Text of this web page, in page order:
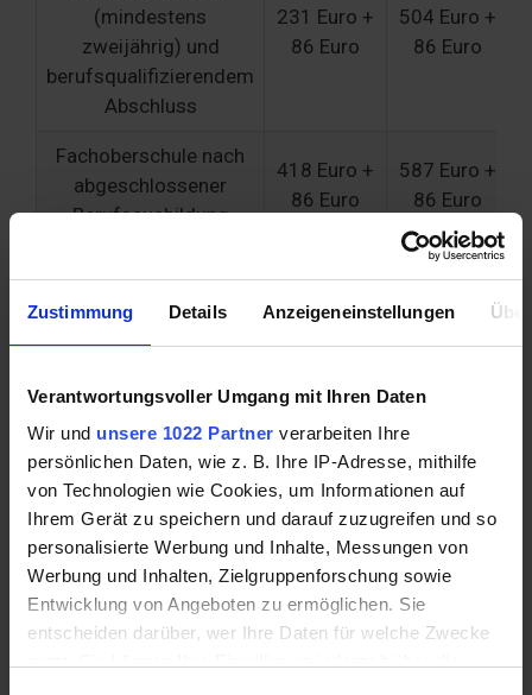
Zustimmung Details Anzeigeneinstellungen
Verantwortungsvoller Umgang mit Ihren Daten
Wir und unsere 1022 Partner verarbeiten Ihre
persönlichen Daten, wie z. B. Ihre IP-Adresse, mithilfe
von Technologien wie Cookies, um Informationen auf
Ihrem Gerät zu speichern und darauf zuzugreifen und so
personalisierte Werbung und Inhalte, Messungen von
Werbung und Inhalten, Zielgruppenforschung sowie
Entwicklung von Angeboten zu ermöglichen. Sie
entscheiden darüber, wer Ihre Daten für welche Zwecke
(mindestens
zweijährig) und
berufsqualifizierendem
Abschluss
231 Euro +
86 Euro
504 Euro +
86 Euro
Fachoberschule nach
abgeschlossener
Berufsausbildung
418 Euro +
86 Euro
587 Euro +
86 Euro
Berufsausbildung,
Abendgymnasium
424 Euro +
622 Euro +
Einfluss anderer Einkünfte
Verringern Job, Kindergeld und Wohngeld
die Leistungen?
Der BAföG Höchstsatz verringert sich unter
Umständen, wenn andere Einkünfte bezogen